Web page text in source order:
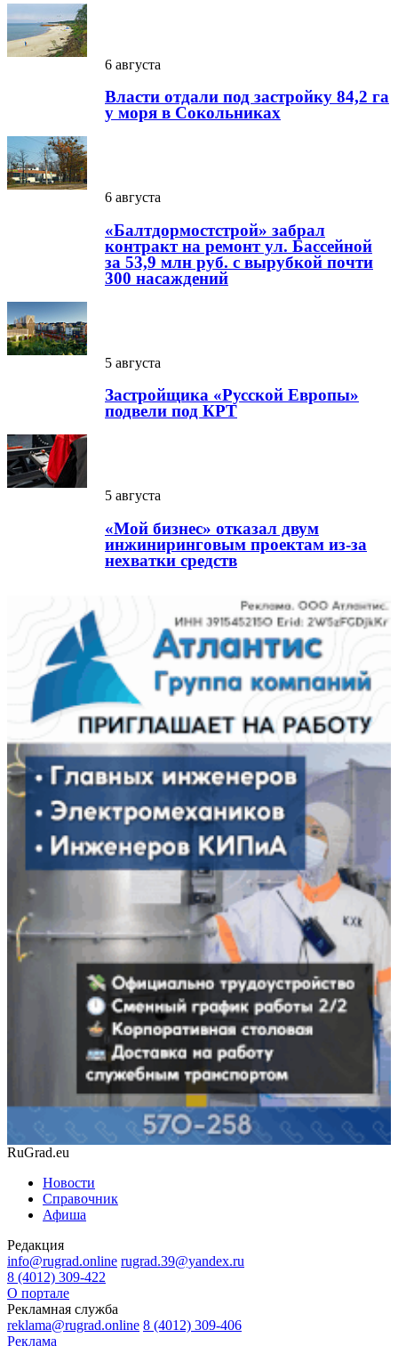
6 августа
Власти отдали под застройку 84,2 га
у моря в Сокольниках
6 августа
«Балтдормостстрой» забрал
контракт на ремонт ул. Бассейной
за 53,9 млн руб. с вырубкой почти
300 насаждений
5 августа
Застройщика «Русской Европы»
подвели под КРТ
5 августа
«Мой бизнес» отказал двум
инжиниринговым проектам из-за
нехватки средств
RuGrad.eu
Новости
Справочник
Афиша
Редакция
info@rugrad.online rugrad.39@yandex.ru
8 (4012) 309-422
О портале
Рекламная служба
reklama@rugrad.online 8 (4012) 309-406
Реклама